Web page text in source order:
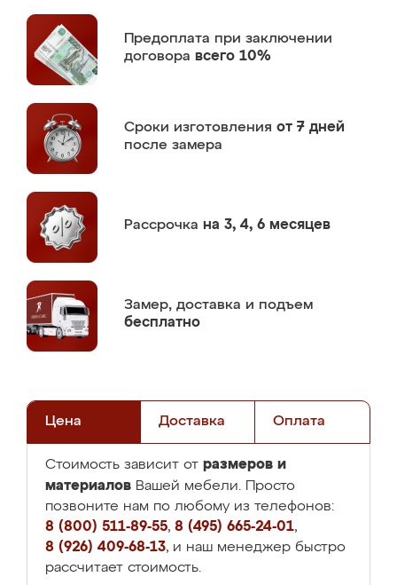
Предоплата при заключении
договора всего 10%
Сроки изготовления от 7 дней
после замера
Рассрочка на 3, 4, 6 месяцев
Замер, доставка и подъем
бесплатно
Цена Доставка Оплата
Стоимость зависит от размеров и
материалов Вашей мебели. Просто
позвоните нам по любому из телефонов:
8 (800) 511-89-55, 8 (495) 665-24-01,
8 (926) 409-68-13, и наш менеджер быстро
рассчитает стоимость.